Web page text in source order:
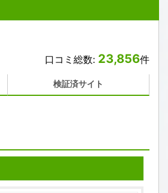
口コミ総数: 23,856件
検証済サイト